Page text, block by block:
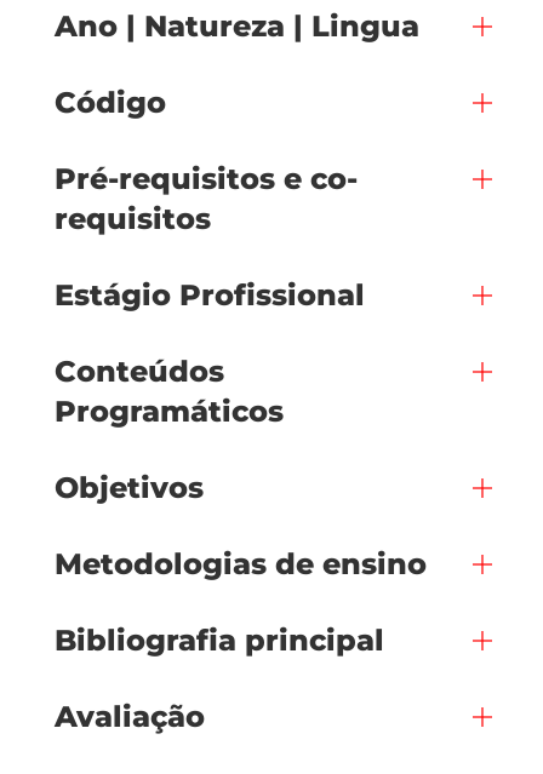
Ano | Natureza | Lingua
Código
Pré-requisitos e co-
requisitos
Estágio Profissional
Conteúdos
Programáticos
Objetivos
Metodologias de ensino
Bibliografia principal
Avaliação